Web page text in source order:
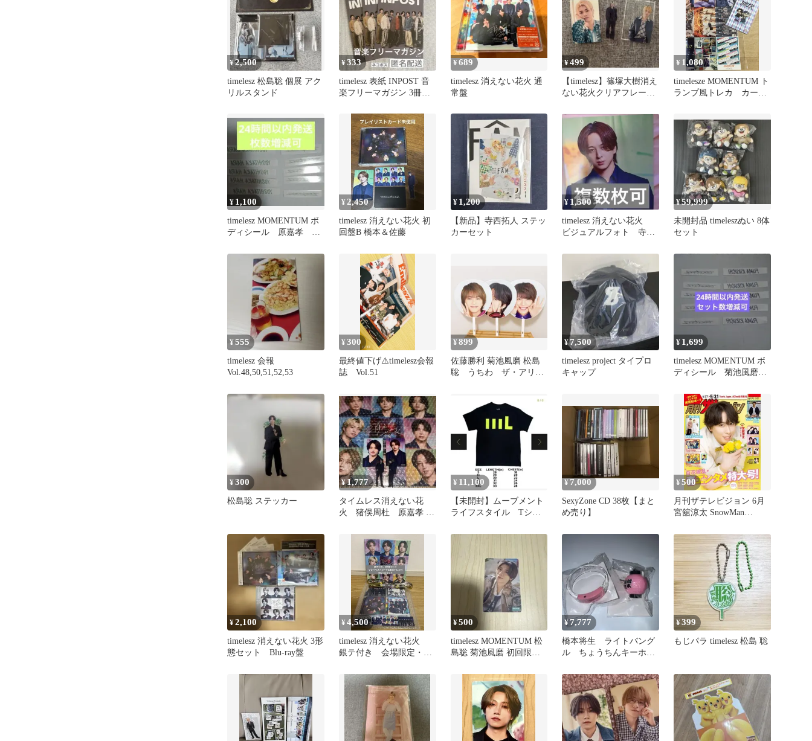
¥2,500
timelesz 松島聡 個展 アク
リルスタンド
¥333
timelesz 表紙 INPOST 音
楽フリーマガジン 3冊セ
¥689
timelesz 消えない花火 通
常盤
¥499
【timelesz】篠塚大樹消え
ない花火クリアフレーク
¥ 1,080
timelesze MOMENTUM ト
ランプ風トレカ カー
¥ 1,100
timelesz MOMENTUM ボ
ディシール 原嘉孝 5
¥2,450
timelesz 消えない花火 初
回盤B 橋本＆佐藤
¥ 1,200
【新品】寺西拓人 ステッ
カーセット
¥ 1,500
timelesz 消えない花火
ビジュアルフォト 寺西/
¥59,999
未開封品 timeleszぬい 8体
セット
¥555
timelesz 会報
Vol.48,50,51,52,53
¥300
最終値下げ⚠️timelesz会報
誌 Vol.51
¥899
佐藤勝利 菊池風磨 松島
聡 うちわ ザ・アリー
¥7,500
timelesz project タイプロ
キャップ
¥ 1,699
timelesz MOMENTUM ボ
ディシール 菊池風磨
¥300
松島聡 ステッカー
¥1,777
タイムレス消えない花
火 猪俣周杜 原嘉孝 ト
盤A シール付
¥ 11,100
【未開封】ムーブメント
ライフスタイル Tシャ
¥ 7,000
SexyZone CD 38枚【まと
め売り】
¥500
月刊ザテレビジョン 6月
宮舘涼太 SnowMan
¥2,100
timelesz 消えない花火 3形
態セット Blu-ray盤
¥4,500
timelesz 消えない花火
銀テ付き 会場限定・ユ
¥500
timelesz MOMENTUM 松
島聡 菊池風磨 初回限定
¥7,777
橋本将生 ライトバング
ル ちょうちんキーホル
¥399
もじパラ timelesz 松島 聡